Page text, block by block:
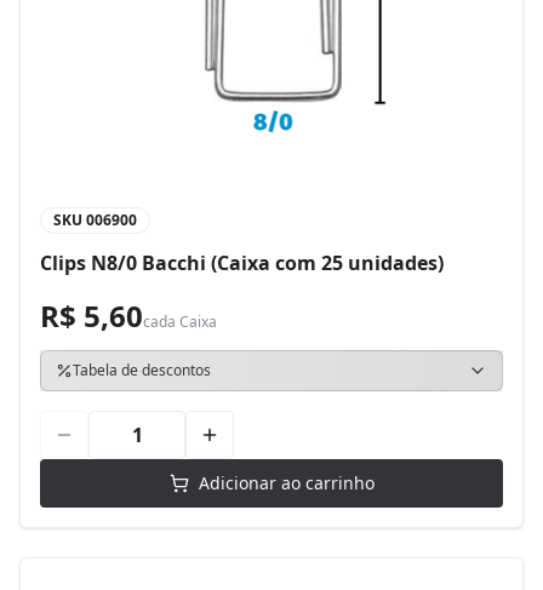
SKU 006900
Clips N8/0 Bacchi (Caixa com 25 unidades)
R$ 5,60cada Caixa
Tabela de descontos
Adicionar ao carrinho